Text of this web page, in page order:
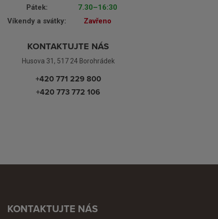
Pátek:
7.30–16:30
Víkendy a svátky:
Zavřeno
KONTAKTUJTE NÁS
Husova 31, 517 24 Borohrádek
+420 771 229 800
+420 773 772 106
KONTAKTUJTE NÁS